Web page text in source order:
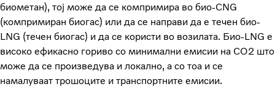
биометан), тој може да се компримира во био-CNG
(компримиран биогас) или да се направи да е течен био-
LNG (течен биогас) и да се користи во возилата. Био-LNG е
високо ефикасно гориво со минимални емисии на CO2 што
може да се произведува и локално, а со тоа и се
намалуваат трошоците и транспортните емисии.